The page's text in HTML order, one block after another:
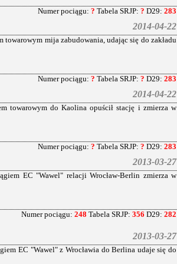
Numer pociągu: ? Tabela SRJP: ? D29: 283
2014-04-22
towarowym mija zabudowania, udając się do zakładu
Numer pociągu: ? Tabela SRJP: ? D29: 283
2014-04-22
towarowym do Kaolina opuścił stację i zmierza w
Numer pociągu: ? Tabela SRJP: ? D29: 283
2013-03-27
EC "Wawel" relacji Wrocław-Berlin zmierza w
Numer pociągu: 248 Tabela SRJP: 356 D29: 282
2013-03-27
EC "Wawel" z Wrocławia do Berlina udaje się do